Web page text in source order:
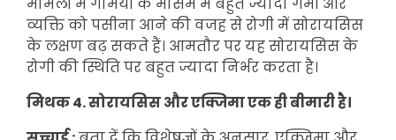
व्यक्ति को पसीना आने की वजह से रोगी में सोरायसिस
के लक्षण बढ़ सकते हैं। आमतौर पर यह सोरायसिस के
रोगी की स्थिति पर बहुत ज्यादा निर्भर करता है।
मिथक 4. सोरायसिस और एक्जिमा एक ही बीमारी है।